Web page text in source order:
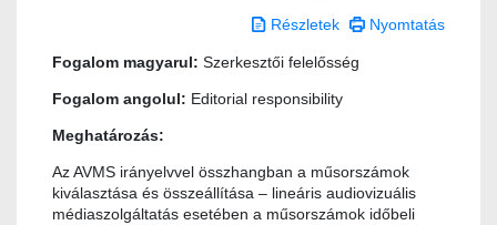
Részletek Nyomtatás
Fogalom magyarul: Szerkesztői felelősség
Fogalom angolul: Editorial responsibility
Meghatározás:
Az AVMS irányelvvel összhangban a műsorszámok
kiválasztása és összeállítása – lineáris audiovizuális
médiaszolgáltatás esetében a műsorszámok időbeli